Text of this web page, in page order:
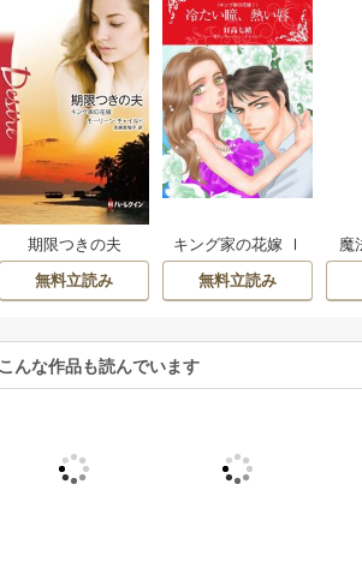
期限つきの夫
無料立読み
キング家の花嫁 Ⅰ
冷たい瞳、熱い唇
無料立読み
魔
んな作品も読んでいます